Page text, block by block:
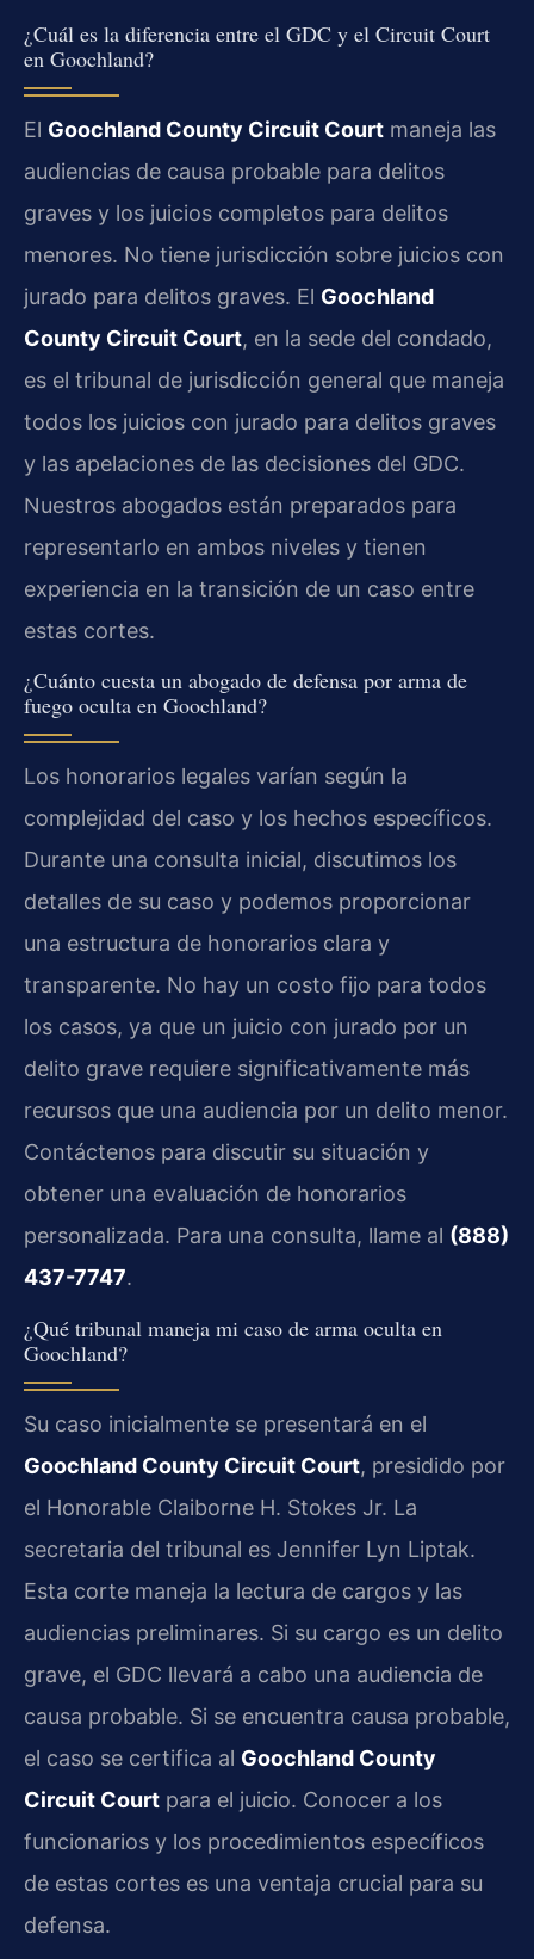
¿Cuál es la diferencia entre el GDC y el Circuit Court
en Goochland?
El Goochland County Circuit Court maneja las
audiencias de causa probable para delitos
graves y los juicios completos para delitos
menores. No tiene jurisdicción sobre juicios con
jurado para delitos graves. El Goochland
County Circuit Court, en la sede del condado,
es el tribunal de jurisdicción general que maneja
todos los juicios con jurado para delitos graves
y las apelaciones de las decisiones del GDC.
Nuestros abogados están preparados para
representarlo en ambos niveles y tienen
experiencia en la transición de un caso entre
estas cortes.
¿Cuánto cuesta un abogado de defensa por arma de
fuego oculta en Goochland?
Los honorarios legales varían según la
complejidad del caso y los hechos específicos.
Durante una consulta inicial, discutimos los
detalles de su caso y podemos proporcionar
una estructura de honorarios clara y
transparente. No hay un costo fijo para todos
los casos, ya que un juicio con jurado por un
delito grave requiere significativamente más
recursos que una audiencia por un delito menor.
Contáctenos para discutir su situación y
obtener una evaluación de honorarios
personalizada. Para una consulta, llame al (888)
437-7747.
¿Qué tribunal maneja mi caso de arma oculta en
Goochland?
Su caso inicialmente se presentará en el
Goochland County Circuit Court, presidido por
el Honorable Claiborne H. Stokes Jr. La
secretaria del tribunal es Jennifer Lyn Liptak.
Esta corte maneja la lectura de cargos y las
audiencias preliminares. Si su cargo es un delito
grave, el GDC llevará a cabo una audiencia de
causa probable. Si se encuentra causa probable,
el caso se certifica al Goochland County
Circuit Court para el juicio. Conocer a los
funcionarios y los procedimientos específicos
de estas cortes es una ventaja crucial para su
defensa.